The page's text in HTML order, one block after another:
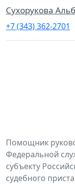
Сухорукова
+7 (343) 362-2701
Помощник
Федеральной
субъекту
судебного